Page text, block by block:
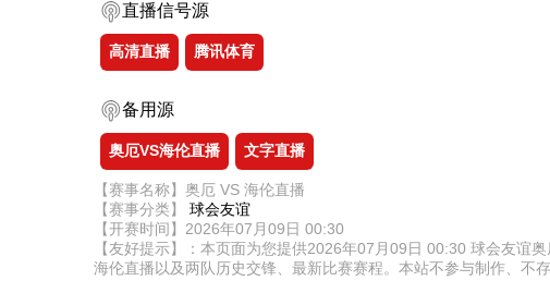
直播信号源
高清直播 腾讯体育
备用源
奥厄VS海伦直播 文字直播
【赛事名称】奥厄 VS 海伦直播
【赛事分类】 球会友谊
【开赛时间】2026年07月09日 00:30
【友好提示】：本页面为您提供2026年07月09日 00:30 球会友谊
海伦直播以及两队历史交锋、最新比赛赛程。本站不参与制作、不